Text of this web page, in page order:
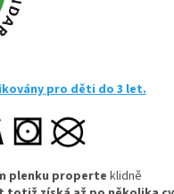
pro děti do 3 let.
plenku properte klidně